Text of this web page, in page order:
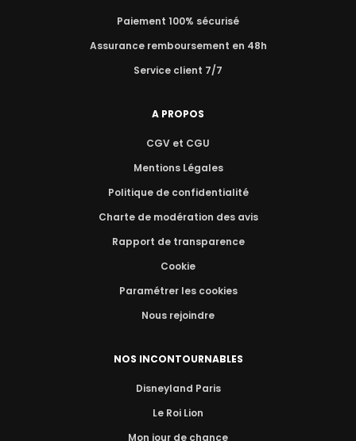
Paiement 100% sécurisé
Assurance remboursement en 48h
Service client 7/7
A PROPOS
CGV et CGU
Mentions Légales
Politique de confidentialité
Charte de modération des avis
Rapport de transparence
Cookie
Paramétrer les cookies
Nous rejoindre
NOS INCONTOURNABLES
Disneyland Paris
Le Roi Lion
Mon jour de chance